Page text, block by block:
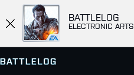
BATTLELOG
ELECTRONIC ARTS